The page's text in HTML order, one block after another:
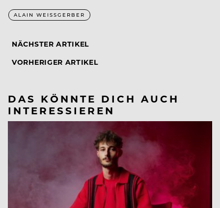
ALAIN WEISSGERBER
NÄCHSTER ARTIKEL
VORHERIGER ARTIKEL
DAS KÖNNTE DICH AUCH
INTERESSIEREN